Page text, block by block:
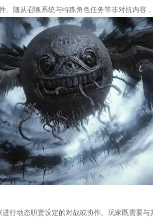
、随从召唤系统与特殊角色任务等非对抗内容
行动态职责设定的对战或协作。玩家既需要